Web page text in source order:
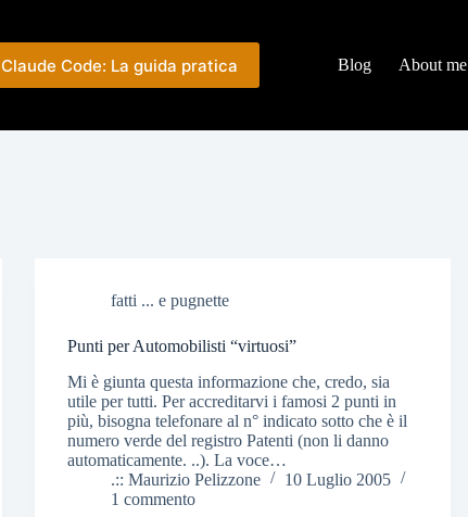
Claude Code: La guida pratica Blog About me
fatti ... e pugnette
Punti per Automobilisti “virtuosi”
Mi è giunta questa informazione che, credo, sia
utile per tutti. Per accreditarvi i famosi 2 punti in
più, bisogna telefonare al n° indicato sotto che è il
numero verde del registro Patenti (non li danno
automaticamente. ..). La voce…
.:: Maurizio Pelizzone
10 Luglio 2005
1 commento